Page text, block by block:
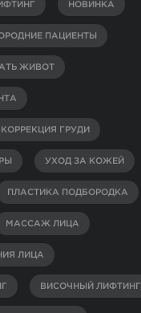
НОВИНКА
ПАЦИЕНТЫ
ЖИВОТ
КОРРЕКЦИЯ ГРУДИ
УХОД ЗА КОЖЕЙ
ПЛАСТИКА ПОДБОРОДКА
МАССАЖ ЛИЦА
ЛИЦА
ВИСОЧНЫЙ ЛИФТИНГ